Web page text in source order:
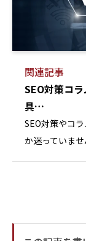
(1)お客様か
(2)当社サー
(3)重要なお知
ご連絡のため
第3条（利用目
(1)当社は、
理的に認めら
関連記事
SEO対策コ
具…
SEO対策やコ
か迷っていま